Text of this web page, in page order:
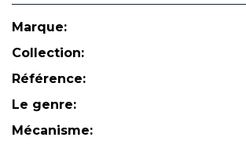
Marque:
Collection:
Référence:
Le genre:
Mécanisme: